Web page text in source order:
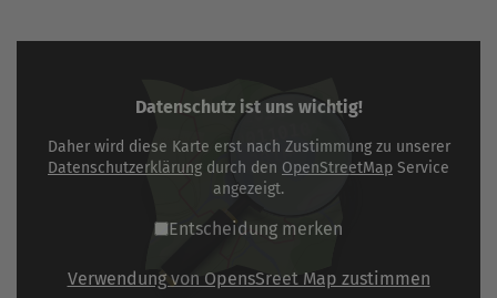
Datenschutz ist uns wichtig!
Daher wird diese Karte erst nach Zustimmung zu unserer
Datenschutzerklärung durch den OpenStreetMap Service
angezeigt.
Entscheidung merken
Verwendung von OpensSreet Map zustimmen